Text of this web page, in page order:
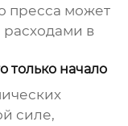
пресса может
в
только начало
силе,